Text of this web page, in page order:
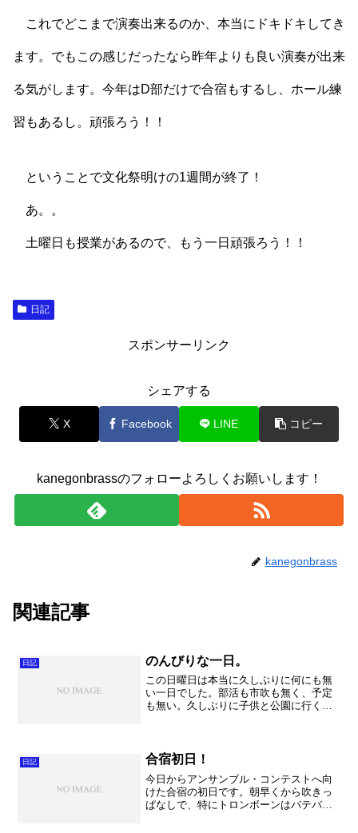
これでどこまで演奏出来るのか、本当にドキドキしてき
ます。でもこの感じだったなら昨年よりも良い演奏が出来
る気がします。今年はD部だけで合宿もするし、ホール練
習もあるし。頑張ろう！！
ということで文化祭明けの1週間が終了！
あ。。
土曜日も授業があるので、もう一日頑張ろう！！
日記
スポンサーリンク
シェアする
X Facebook LINE コピー
kanegonbrassのフォローよろしくお願いします！
kanegonbrass
関連記事
日記 のんびりな一日。
この日曜日は本当に久しぶりに何にも無
い一日でした。部活も市吹も無く、予定
も無い。久しぶりに子供と公園に行くか
た。 結局○付けをし、テ...
日記 合宿初日！
今日からアンサンブル・コンテストへ向
けた合宿の初日です。朝早くから吹きっ
ぱなしで、特にトロンボーンはバテバテ